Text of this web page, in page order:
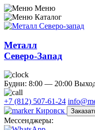
Меню
Каталог
Металл
Северо-Запад
Будни: 8:00 — 20:00
+7 (812) 507-61-24
Кировск
Мессенджеры: